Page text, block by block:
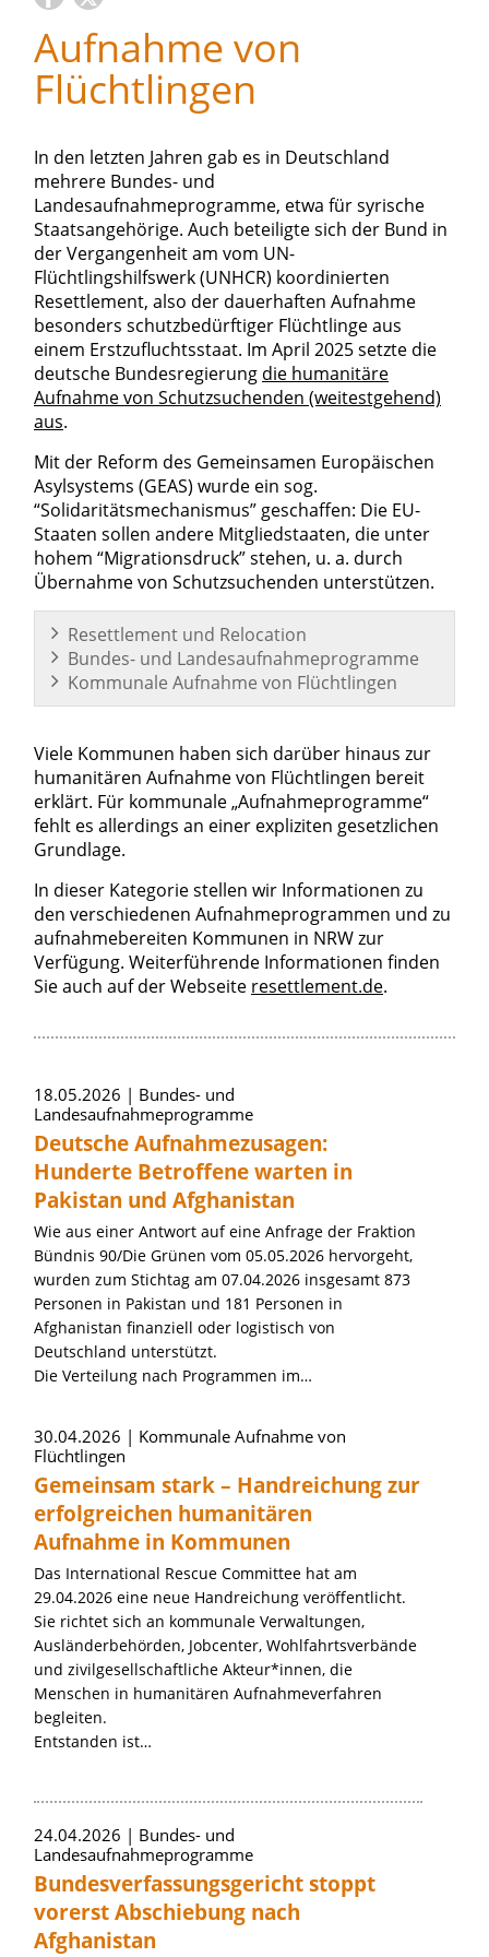
Aufnahme von
Flüchtlingen
In den letzten Jahren gab es in Deutschland
mehrere Bundes- und
Landesaufnahmeprogramme, etwa für syrische
Staatsangehörige. Auch beteiligte sich der Bund in
der Vergangenheit am vom UN-
Flüchtlingshilfswerk (UNHCR) koordinierten
Resettlement, also der dauerhaften Aufnahme
besonders schutzbedürftiger Flüchtlinge aus
einem Erstzufluchtsstaat. Im April 2025 setzte die
deutsche Bundesregierung die humanitäre
Aufnahme von Schutzsuchenden (weitestgehend)
aus.
Mit der Reform des Gemeinsamen Europäischen
Asylsystems (GEAS) wurde ein sog.
“Solidaritätsmechanismus” geschaffen: Die EU-
Staaten sollen andere Mitgliedstaaten, die unter
hohem “Migrationsdruck” stehen, u. a. durch
Übernahme von Schutzsuchenden unterstützen.
Resettlement und Relocation
Bundes- und Landesaufnahmeprogramme
Kommunale Aufnahme von Flüchtlingen
Viele Kommunen haben sich darüber hinaus zur
humanitären Aufnahme von Flüchtlingen bereit
erklärt. Für kommunale „Aufnahmeprogramme“
fehlt es allerdings an einer expliziten gesetzlichen
Grundlage.
In dieser Kategorie stellen wir Informationen zu
den verschiedenen Aufnahmeprogrammen und zu
aufnahmebereiten Kommunen in NRW zur
Verfügung. Weiterführende Informationen finden
Sie auch auf der Webseite resettlement.de.
18.05.2026
Bundes- und
Landesaufnahmeprogramme
Deutsche Aufnahmezusagen:
Hunderte Betroffene warten in
Pakistan und Afghanistan
Wie aus einer Antwort auf eine Anfrage der Fraktion
Bündnis 90/Die Grünen vom 05.05.2026 hervorgeht,
wurden zum Stichtag am 07.04.2026 insgesamt 873
Personen in Pakistan und 181 Personen in
Afghanistan finanziell oder logistisch von
Deutschland unterstützt.
Die Verteilung nach Programmen im…
30.04.2026
Kommunale Aufnahme von
Flüchtlingen
Gemeinsam stark – Handreichung zur
erfolgreichen humanitären
Aufnahme in Kommunen
Das International Rescue Committee hat am
29.04.2026 eine neue Handreichung veröffentlicht.
Sie richtet sich an kommunale Verwaltungen,
Ausländerbehörden, Jobcenter, Wohlfahrtsverbände
und zivilgesellschaftliche Akteur*innen, die
Menschen in humanitären Aufnahmeverfahren
begleiten.
Entstanden ist…
24.04.2026
Bundes- und
Landesaufnahmeprogramme
Bundesverfassungsgericht stoppt
vorerst Abschiebung nach
Afghanistan